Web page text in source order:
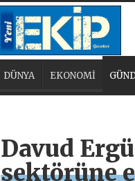
DÜNYA EKONOMİ
Davud
sektörüne